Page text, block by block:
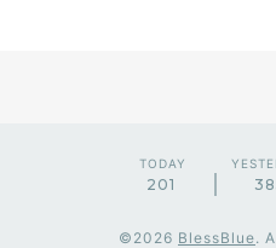
TODAY
201
©2026 BlessBlue.